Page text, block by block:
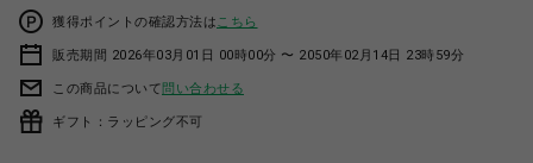
獲得ポイントの確認方法は こちら
販売期間 2026年03月01日 00時00分 〜 2050年02月14日 23時59分
この商品について問い合わせる
ギフト：ラッピング不可